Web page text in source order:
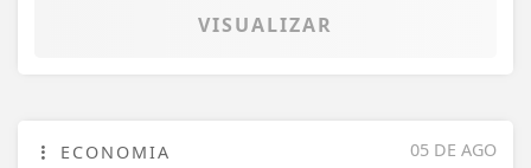
VISUALIZAR
05 DE AGO
ECONOMIA